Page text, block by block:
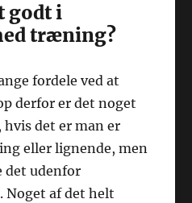
godt i
træning?
fordele ved at
derfor er det noget
det er man er
eller lignende, men
det udenfor
af det helt